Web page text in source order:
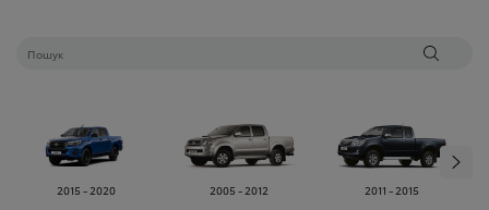
2015 - 2020 2005 - 2012 2011 - 2015